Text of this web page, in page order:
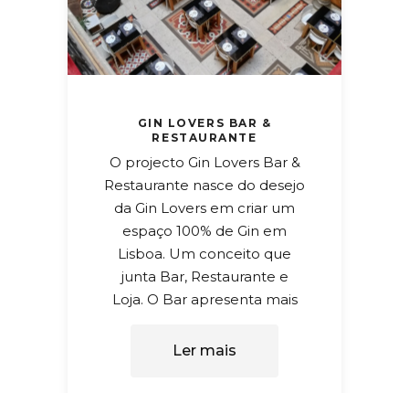
GIN LOVERS BAR &
RESTAURANTE
O projecto Gin Lovers Bar &
Restaurante nasce do desejo
da Gin Lovers em criar um
espaço 100% de Gin em
Lisboa. Um conceito que
junta Bar, Restaurante e
Loja. O Bar apresenta mais
Ler mais